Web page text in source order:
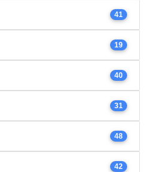
41
19
40
31
48
42